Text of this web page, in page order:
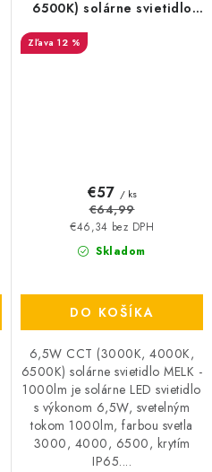
6500K) solárne svietidlo
MELK - 1000lm
12 %
Skladom
€46,34 bez DPH
€57 / ks
€64,99
DO KOŠÍKA
6,5W CCT (3000K, 4000K,
6500K) solárne svietidlo MELK -
1000lm je solárne LED svietidlo
s výkonom 6,5W, svetelným
tokom 1000lm, farbou svetla
3000, 4000, 6500, krytím
IP65....